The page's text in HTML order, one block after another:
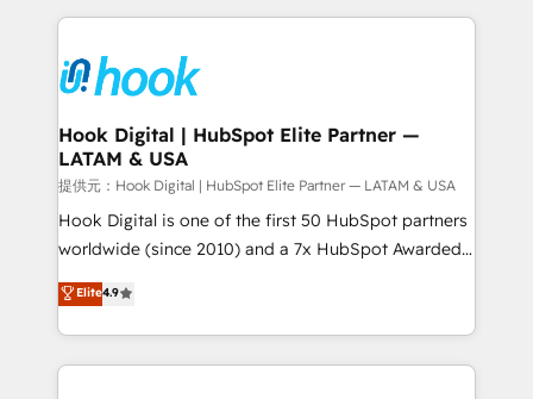
move beyond spreadsheets into unified systems
that drive real business results.
Technical Solutions: - HubSpot Technical Consulting -
Onboarding - Data Migration & Integrations -
Technical Audit & Optimization Strategic Solutions: -
Revenue Operations - Inbound Marketing -
Outbound Marketing - HubSpot CMS Website
Design & Development We empower our clients to
reach their full potential by providing transparent,
relationship-driven support. With over 300 HubSpot
technical know-how and strategic guidance you
need to succeed.
Hook Digital | HubSpot Elite Partner —
LATAM & USA
提供元：Hook Digital | HubSpot Elite Partner — LATAM & USA
Hook Digital is one of the first 50 HubSpot partners
worldwide (since 2010) and a 7x HubSpot Awarded
Elite Partner. With 500+ projects across the U.S.,
Brazil, and LATAM, we combine global expertise with
regional experience. Today, we are Brazil’s largest
HubSpot Elite Partner—trusted by companies across
Elite4.9